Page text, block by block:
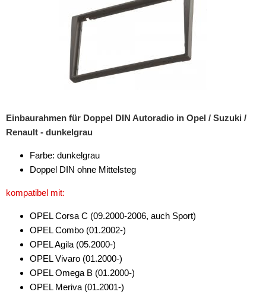
Einbaurahmen für Doppel DIN Autoradio in Opel / Suzuki /
Renault - dunkelgrau
Farbe: dunkelgrau
Doppel DIN ohne Mittelsteg
kompatibel mit:
OPEL Corsa C (09.2000-2006, auch Sport)
OPEL Combo (01.2002-)
OPEL Agila (05.2000-)
OPEL Vivaro (01.2000-)
OPEL Omega B (01.2000-)
OPEL Meriva (01.2001-)